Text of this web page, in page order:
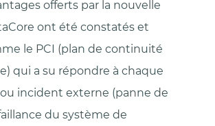
offerts par la nouvelle
ont été constatés et
le PCI (plan de continuité
qui a su répondre à chaque
incident externe (panne de
du système de